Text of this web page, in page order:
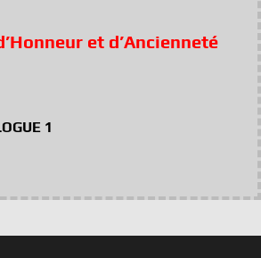
et d’Ancienneté
1